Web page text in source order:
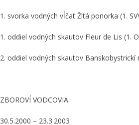
1. svorka vodných vĺčat Žltá ponorka (1.
1. oddiel vodných skautov Fleur de Lis (1.
2. oddiel vodných skautov Banskobystrickí
ZBOROVÍ VODCOVIA
30.5.2000 – 23.3.2003